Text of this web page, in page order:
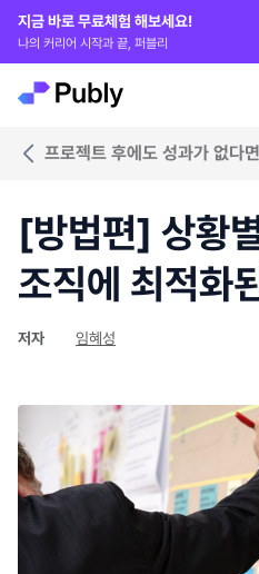
지금 바로 무료체험 해보세요!
나의 커리어 시작과 끝, 퍼블리
프로젝트 후에도 성과가 없다
[방법편] 상황
조직에 최적화
저자 임혜성